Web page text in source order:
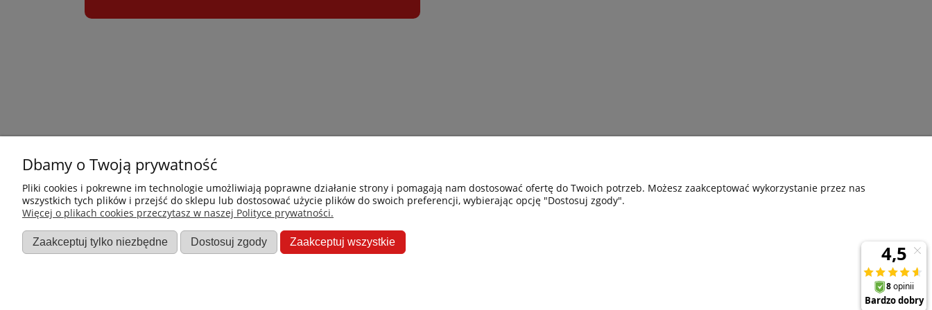
Jak kupować?
Nowości
Dane firmy
Facebook
Ceneo
Twoje zamówienia
Dbamy o Twoją prywatność
Pliki cookies i pokrewne im technologie umożliwiają poprawne działanie strony i pomagają nam dostosować ofertę do Twoich potrzeb. Możesz zaakceptować wykorzystanie przez nas
wszystkich tych plików i przejść do sklepu lub dostosować użycie plików do swoich preferencji, wybierając opcję "Dostosuj zgody".
Więcej o plikach cookies przeczytasz w naszej Polityce prywatności.
Zaakceptuj tylko niezbędne Dostosuj zgody Zaakceptuj wszystkie